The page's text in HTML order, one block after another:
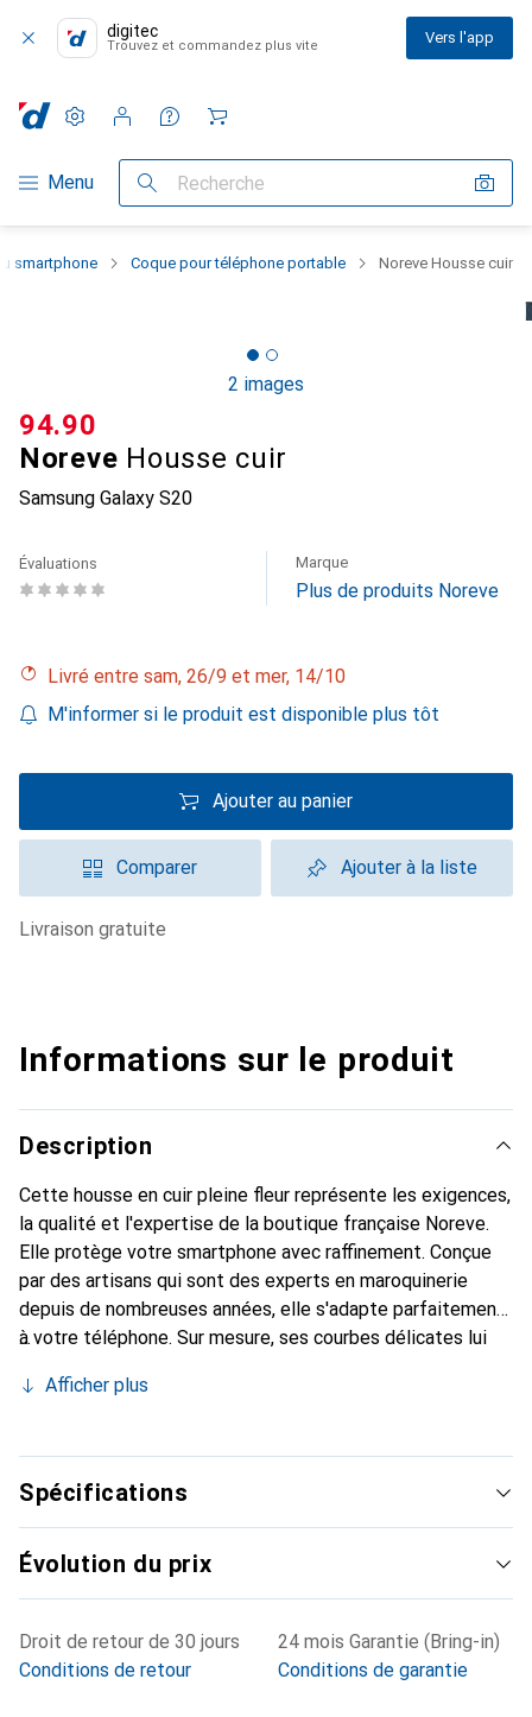
digitec
Trouvez et commandez plus vite Vers l'app
Navigation par catégorie
Menu Recherche
Paramètres
Compte client
Listes de comparaison
Listes d'envies
Panier
smartphone Coque pour téléphone portable Noreve Housse cuir
2 images
Noreve Housse cuir
Samsung Galaxy S20
CHF
94.90
Évaluations Marque
Plus de produits Noreve
Livré entre sam, 26/9 et mer, 14/10
M'informer si le produit est disponible plus tôt
Ajouter au panier
Comparer Ajouter à la liste
livraison gratuite
Informations sur le produit
Description
Cette housse en cuir pleine fleur représente les exigences,
la qualité et l'expertise de la boutique française Noreve.
Elle protège votre smartphone avec raffinement. Conçue
par des artisans qui sont des experts en maroquinerie
depuis de nombreuses années, elle s'adapte parfaitement
à votre téléphone. Sur mesure, ses courbes délicates lui
accessoire chic et essentiel pour votre smartphone.
qualité, la marque Noreve est un choix fiable pour une
clientèle exigeante.
Afficher plus
Spécifications
Évolution du prix
Droit de retour de 30 jours
Conditions de retour
24 mois Garantie (Bring-in)
Conditions de garantie